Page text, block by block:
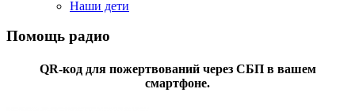
Наши дети
Помощь радио
QR-код для пожертвований через СБП в вашем
смартфоне.